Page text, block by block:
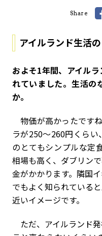
Share
アイルランド生活
――およそ1年間、アイル
れていました。生活の
か。
物価が高かったです
ラが250～260円くら
のとてもシンプルな定
相場も高く、ダブリン
金がかかります。隣国
でもよく知られている
近いイメージです。
ただ、アイルランド